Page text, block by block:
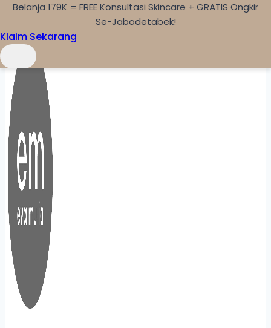
Skip to content
Belanja 179K = FREE Konsultasi Skincare + GRATIS Ongkir
Se-Jabodetabek!
Klaim Sekarang